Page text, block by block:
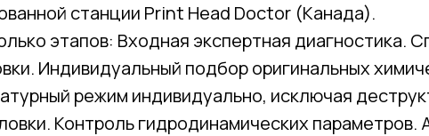
станции Print Head Doctor (Канада).
этапов: Входная экспертная диагностика.
Индивидуальный подбор оригинальных
режим индивидуально, исключая
Контроль гидродинамических параметров.